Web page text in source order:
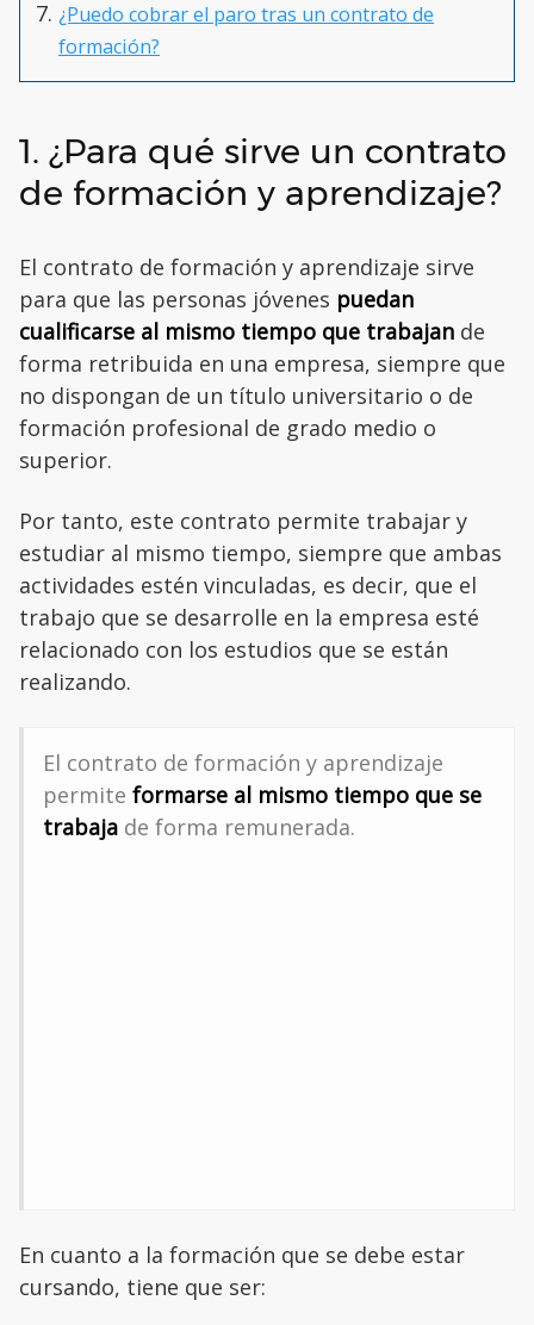
¿Puedo cobrar el paro tras un contrato de
formación?
1. ¿Para qué sirve un contrato
de formación y aprendizaje?
El contrato de formación y aprendizaje sirve
para que las personas jóvenes puedan
cualificarse al mismo tiempo que trabajan de
forma retribuida en una empresa, siempre que
no dispongan de un título universitario o de
formación profesional de grado medio o
superior.
Por tanto, este contrato permite trabajar y
estudiar al mismo tiempo, siempre que ambas
actividades estén vinculadas, es decir, que el
trabajo que se desarrolle en la empresa esté
relacionado con los estudios que se están
realizando.
El contrato de formación y aprendizaje
permite formarse al mismo tiempo que se
trabaja de forma remunerada.
En cuanto a la formación que se debe estar
cursando, tiene que ser: